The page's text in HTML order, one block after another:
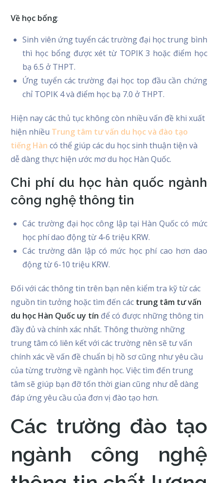
Về học bổng:
Sinh viên ứng tuyển các trường đại học trung bình
thì học bổng được xét từ TOPIK 3 hoặc điểm học
bạ 6.5 ở THPT.
Ứng tuyển các trường đại học top đầu cần chứng
chỉ TOPIK 4 và điểm học bạ 7.0 ở THPT.
Hiện nay các thủ tục không còn nhiều vấn đề khi xuất
hiện nhiều Trung tâm tư vấn du học và đào tạo
tiếng Hàn có thể giúp các du học sinh thuận tiện và
dễ dàng thực hiện ước mơ du học Hàn Quốc.
Chi phí du học hàn quốc ngành
công nghệ thông tin
Các trường đại học công lập tại Hàn Quốc có mức
học phí dao động từ 4-6 triệu KRW.
Các trường dân lập có mức học phí cao hơn dao
động từ 6-10 triệu KRW.
Đối với các thông tin trên bạn nên kiểm tra kỹ từ các
nguồn tin tưởng hoặc tìm đến các trung tâm tư vấn
du học Hàn Quốc uy tín để có được những thông tin
đầy đủ và chính xác nhất. Thông thường những
trung tâm có liên kết với các trường nên sẽ tư vấn
chính xác về vấn đề chuẩn bị hồ sơ cũng như yêu cầu
của từng trường về ngành học. Việc tìm đến trung
tâm sẽ giúp bạn đỡ tốn thời gian cũng như dễ dàng
đáp ứng yêu cầu của đơn vị đào tạo hơn.
Các trường đào tạo
ngành công nghệ